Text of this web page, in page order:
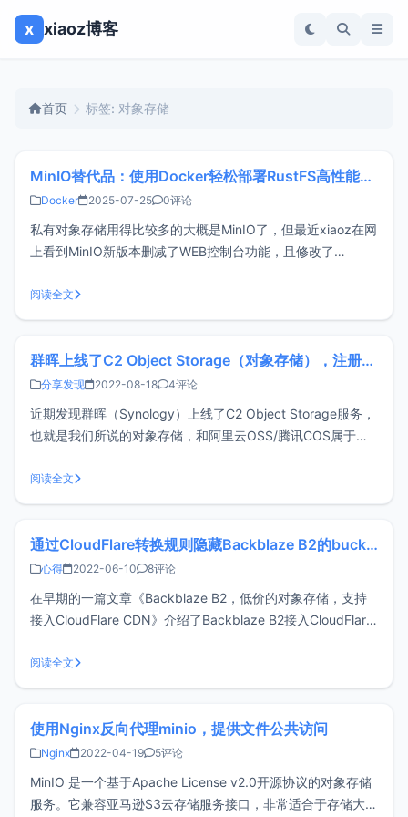
x xiaoz博客
首页 标签: 对象存储
MinIO替代品：使用Docker轻松部署RustFS高性能对象存储服务
Docker 2025-07-25 0评论
私有对象存储用得比较多的大概是MinIO了，但最近xiaoz在网
上看到MinIO新版本删减了WEB控制台功能，且修改了
般有两种选择：继续使用旧版本MinIO：
minio/minio:RELEASE.2022-05-26T05-48-4
阅读全文
群晖上线了C2 Object Storage（对象存储），注册可免费获得15GB容量
分享发现 2022-08-18 4评论
近期发现群晖（Synology）上线了C2 Object Storage服务，
也就是我们所说的对象存储，和阿里云OSS/腾讯COS属于同
容量，有兴趣的可以试试。注册Synology账号C2 Object
Storage首页地址：https
阅读全文
通过CloudFlare转换规则隐藏Backblaze B2的bucket路径
心得 2022-06-10 8评论
在早期的一篇文章《Backblaze B2，低价的对象存储，支持
接入CloudFlare CDN》介绍了Backblaze B2接入CloudFlare
露出来，会导致你的CloudFlare加速域名任何人都可以用来加
速Backblaze
阅读全文
使用Nginx反向代理minio，提供文件公共访问
Nginx 2022-04-19 5评论
MinIO 是一个基于Apache License v2.0开源协议的对象存储
服务。它兼容亚马逊S3云存储服务接口，非常适合于存储大容